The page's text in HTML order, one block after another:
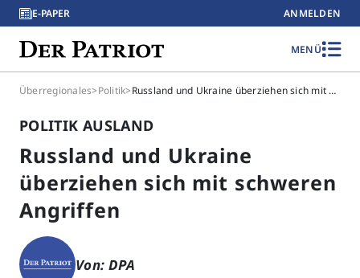
E-PAPER ANMELDEN
MENÜ
Überregionales>Politik> Russland und Ukraine überziehen sich mit schweren Angriffen
POLITIK AUSLAND
Russland und Ukraine
überziehen sich mit schweren
Angriffen
Von: DPA